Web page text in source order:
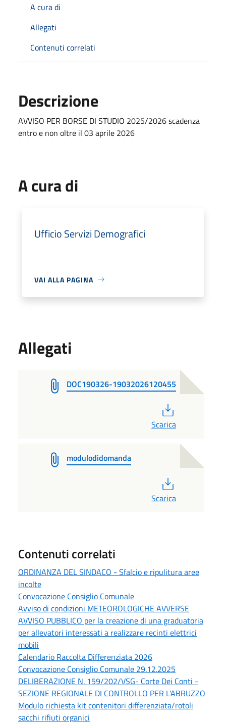
A cura di
Allegati
Contenuti correlati
Descrizione
AVVISO PER BORSE DI STUDIO 2025/2026 scadenza
entro e non oltre il 03 aprile 2026
A cura di
Ufficio Servizi Demografici
VAI ALLA PAGINA
Allegati
DOC190326-19032026120455
Scarica
modulodidomanda
Scarica
Contenuti correlati
ORDINANZA DEL SINDACO - Sfalcio e ripulitura aree
incolte
Convocazione Consiglio Comunale
Avviso di condizioni METEOROLOGICHE AVVERSE
AVVISO PUBBLICO per la creazione di una graduatoria
per allevatori interessati a realizzare recinti elettrici
mobili
Calendario Raccolta Differenziata 2026
Convocazione Consiglio Comunale 29.12.2025
DELIBERAZIONE N. 159/202/VSG- Corte Dei Conti -
SEZIONE REGIONALE DI CONTROLLO PER L'ABRUZZO
Modulo richiesta kit contenitori differenziata/rotoli
sacchi rifiuti organici